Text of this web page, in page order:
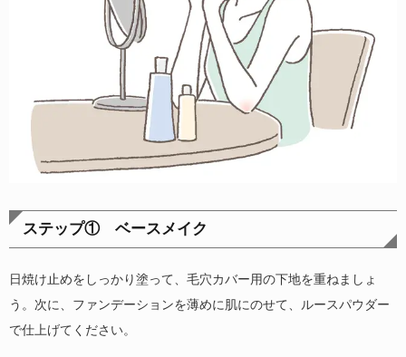
ステップ① ベースメイク
日焼け止めをしっかり塗って、毛穴カバー用の下地を重ねましょ
う。次に、ファンデーションを薄めに肌にのせて、ルースパウダー
で仕上げてください。